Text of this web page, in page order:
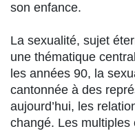
son enfance.
La sexualité, sujet
une thématique
les années 90, la
cantonnée à des
aujourd’hui, les
changé. Les multiples